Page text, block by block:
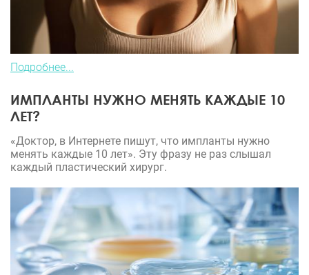
Подробнее...
ИМПЛАНТЫ НУЖНО МЕНЯТЬ КАЖДЫЕ 10
ЛЕТ?
«Доктор, в Интернете пишут, что импланты нужно
менять каждые 10 лет». Эту фразу не раз слышал
каждый пластический хирург.